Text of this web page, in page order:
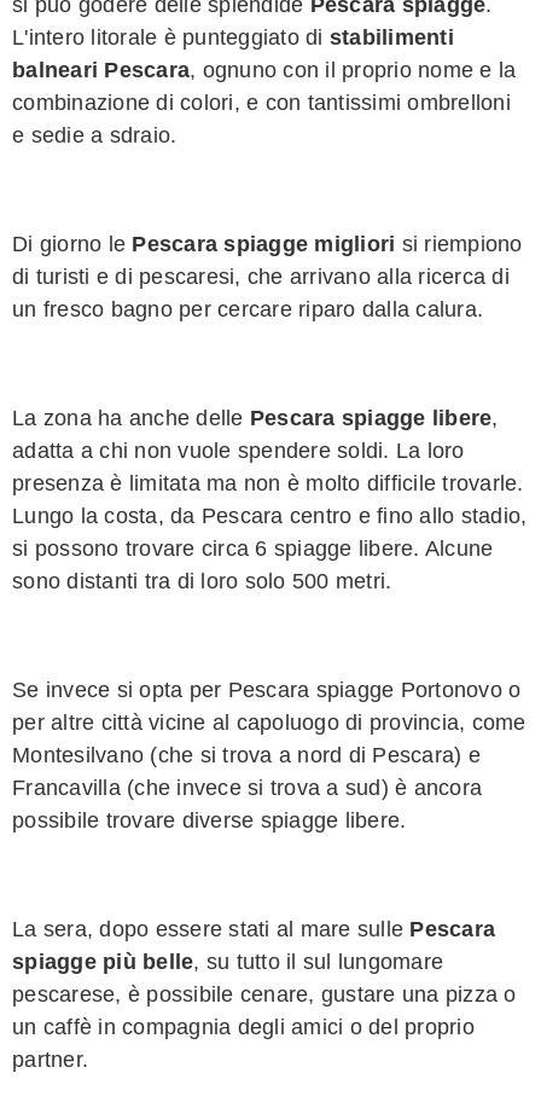
L'intero litorale è punteggiato di stabilimenti
balneari Pescara, ognuno con il proprio nome e la
combinazione di colori, e con tantissimi ombrelloni
e sedie a sdraio.
Di giorno le Pescara spiagge migliori si riempiono
di turisti e di pescaresi, che arrivano alla ricerca di
un fresco bagno per cercare riparo dalla calura.
La zona ha anche delle Pescara spiagge libere,
adatta a chi non vuole spendere soldi. La loro
presenza è limitata ma non è molto difficile trovarle.
Lungo la costa, da Pescara centro e fino allo stadio,
si possono trovare circa 6 spiagge libere. Alcune
sono distanti tra di loro solo 500 metri.
Se invece si opta per Pescara spiagge Portonovo o
per altre città vicine al capoluogo di provincia, come
Montesilvano (che si trova a nord di Pescara) e
Francavilla (che invece si trova a sud) è ancora
possibile trovare diverse spiagge libere.
La sera, dopo essere stati al mare sulle Pescara
spiagge più belle, su tutto il sul lungomare
pescarese, è possibile cenare, gustare una pizza o
un caffè in compagnia degli amici o del proprio
partner.